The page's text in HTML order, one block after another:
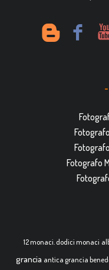
Fotografo
12 monaci. dodici monaci
grancia antica grancia